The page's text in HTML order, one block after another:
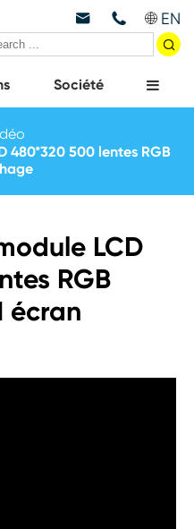
  EN

Société
480*320 500 lentes RGB
LCD
RGB
écran